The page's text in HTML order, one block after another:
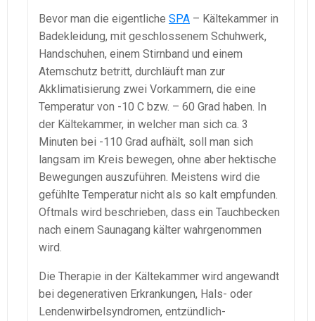
Bevor man die eigentliche SPA – Kältekammer in
Badekleidung, mit geschlossenem Schuhwerk,
Handschuhen, einem Stirnband und einem
Atemschutz betritt, durchläuft man zur
Akklimatisierung zwei Vorkammern, die eine
Temperatur von -10 C bzw. – 60 Grad haben. In
der Kältekammer, in welcher man sich ca. 3
Minuten bei -110 Grad aufhält, soll man sich
langsam im Kreis bewegen, ohne aber hektische
Bewegungen auszuführen. Meistens wird die
gefühlte Temperatur nicht als so kalt empfunden.
Oftmals wird beschrieben, dass ein Tauchbecken
nach einem Saunagang kälter wahrgenommen
wird.
Die Therapie in der Kältekammer wird angewandt
bei degenerativen Erkrankungen, Hals- oder
Lendenwirbelsyndromen, entzündlich-